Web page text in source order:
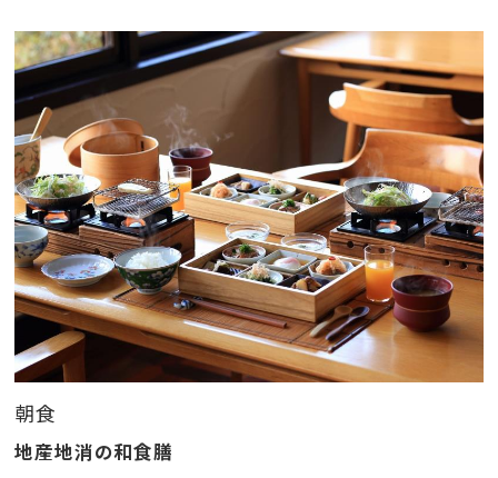
ます。
・妊娠中の方、アレルギーをお持ちの方はご予約時に御
申し付け下さい。（料理について苦手食材への対応やベ
ジタリアンなどの食事対応は致しかねます。）
・当プランのお客様は 17時30分 までにチェックインを
お願い致します。
チェックイン予定時間から18時を過ぎてもご連絡が
ない場合は、キャンセルとさせていただきますのでご了
承ください。
・13歳未満のお子様のご宿泊はご遠慮頂いております。
朝食
地産地消の和食膳